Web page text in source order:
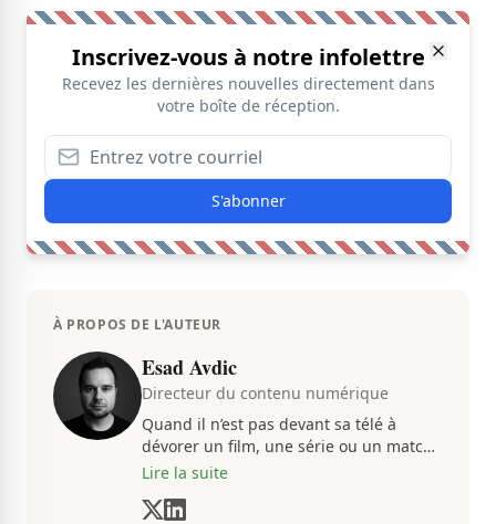
Inscrivez-vous à notre infolettre
Recevez les dernières nouvelles directement dans
votre boîte de réception.
S'abonner
À PROPOS DE L'AUTEUR
Esad Avdic
Directeur du contenu numérique
Quand il n’est pas devant sa télé à
dévorer un film, une série ou un match
du CH, Esad transmet avec passion
diverses nouvelles que ça soit dans le
Lire la suite